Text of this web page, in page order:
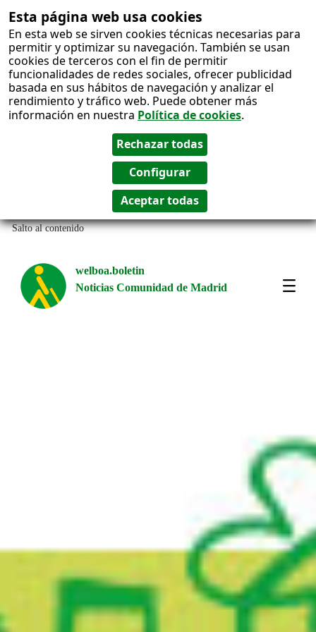
Esta página web usa cookies
En esta web se sirven cookies técnicas necesarias para
permitir y optimizar su navegación. También se usan
cookies de terceros con el fin de permitir
funcionalidades de redes sociales, ofrecer publicidad
basada en sus hábitos de navegación y analizar el
rendimiento y tráfico web. Puede obtener más
información en nuestra Política de cookies.
Salto al contenido
welboa.boletin
Noticias Comunidad de Madrid